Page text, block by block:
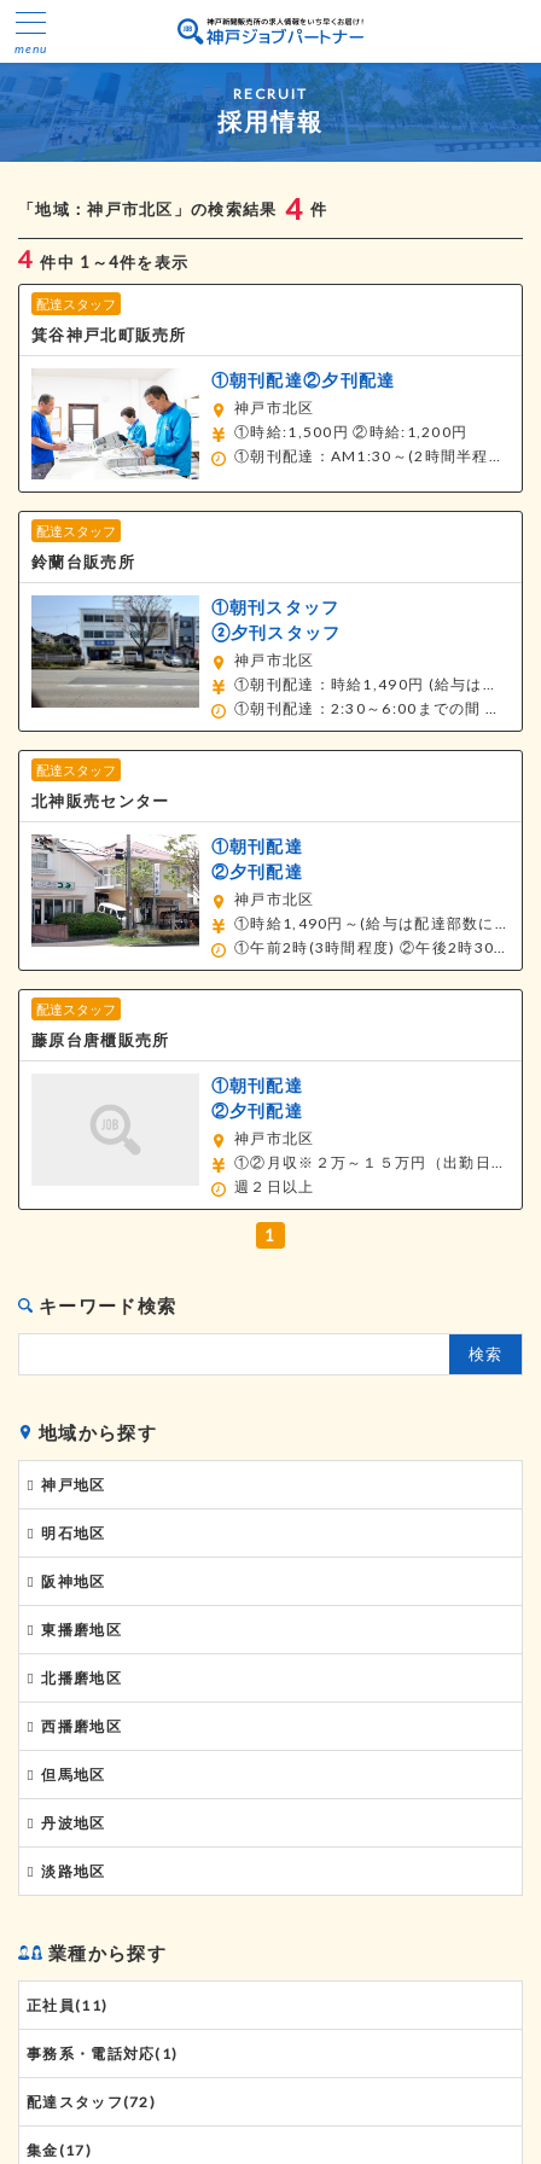
RECRUIT
採用情報
「地域：神戸市北区」の検索結果 4 件
4 件中 1～4件を表示
配達スタッフ
箕谷神戸北町販売所
①朝刊配達②夕刊配達
神戸市北区
①時給:1,500円 ②時給:1,200円
①朝刊配達：AM1:30～(2時間半程度)
配達スタッフ
鈴蘭台販売所
①朝刊スタッフ
②夕刊スタッフ
神戸市北区
①朝刊配達：時給1,490円 (給与は経験・スキルにより設定します)
①朝刊配達：2:30～6:00までの間 ②夕刊配達：14:45～17:00までの間
配達スタッフ
北神販売センター
①朝刊配達
②夕刊配達
神戸市北区
①時給1,490円～(給与は配達部数により設定します)
①午前2時(3時間程度) ②午後2時30分～(1～2時間程度)
配達スタッフ
藤原台唐櫃販売所
①朝刊配達
②夕刊配達
神戸市北区
①②月収※２万～１５万円（出勤日数及び配達エリアにより異なる）
週２日以上
1
キーワード検索
検索
地域から探す
神戸地区
神戸地区 全域(28)
神戸市北区(4)
神戸市須磨区(4)
神戸市垂水区(5)
神戸市中央区(4)
神戸市長田区(2)
神戸市灘区(3)
神戸市西区(5)
明石地区
明石地区 全域(14)
明石市(14)
阪神地区
阪神地区 全域(2)
三田市(2)
東播磨地区
東播磨地区 全域(5)
加古川市(3)
加古郡(2)
北播磨地区
北播磨地区 全域(9)
小野市(3)
加東市(1)
西脇市(2)
西播磨地区
西播磨地区 全域(31)
姫路市(22)
相生市(2)
赤穂市(2)
揖保郡(1)
宍粟市(1)
たつの市(2)
但馬地区
但馬地区 全域(5)
朝来市(2)
養父市(1)
丹波地区
丹波地区 全域(5)
丹波市(1)
淡路地区
淡路市(1)
洲本市(1)
業種から探す
正社員(11)
事務系・電話対応(1)
配達スタッフ(72)
集金(17)